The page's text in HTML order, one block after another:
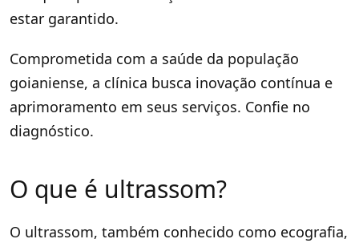
estar garantido.
Comprometida com a saúde da população
goianiense, a clínica busca inovação contínua e
aprimoramento em seus serviços. Confie no
diagnóstico.
O que é ultrassom?
O ultrassom, também conhecido como ecografia,